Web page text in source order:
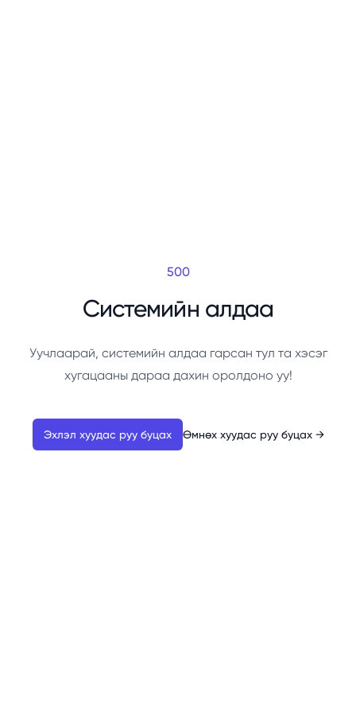
500
Системийн алдаа
Уучлаарай, системийн алдаа гарсан тул та хэсэг
хугацааны дараа дахин оролдоно уу!
Эхлэл хуудас руу буцах Өмнөх хуудас руу буцах →